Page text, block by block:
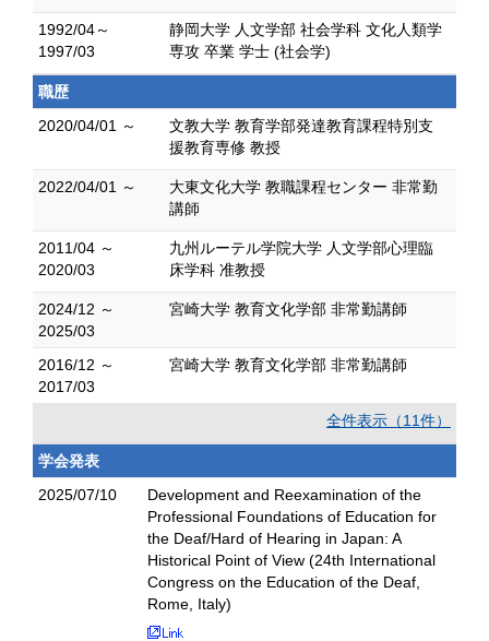
1992/04～
1997/03
静岡大学 人文学部 社会学科 文化人類学
専攻 卒業 学士 (社会学)
職歴
2020/04/01 ～
文教大学 教育学部発達教育課程特別支
援教育専修 教授
2022/04/01 ～
大東文化大学 教職課程センター 非常勤
講師
2011/04 ～
2020/03
九州ルーテル学院大学 人文学部心理臨
床学科 准教授
2024/12 ～
2025/03
宮崎大学 教育文化学部 非常勤講師
2016/12 ～
2017/03
宮崎大学 教育文化学部 非常勤講師
全件表示（11件）
学会発表
2025/07/10
Development and Reexamination of the
Professional Foundations of Education for
the Deaf/Hard of Hearing in Japan: A
Historical Point of View (24th International
Congress on the Education of the Deaf,
Rome, Italy)